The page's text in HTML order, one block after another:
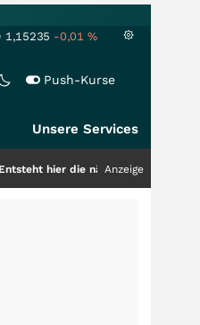
1,15235 -0,01 %
Push-Kurse
Unsere Services
nächste Milliardenstory?
Anzeige